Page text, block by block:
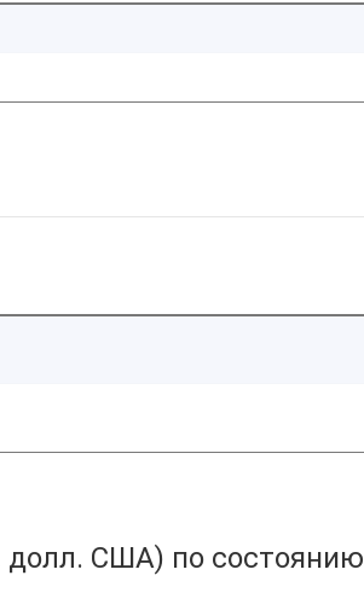
долл. США) по состоянию